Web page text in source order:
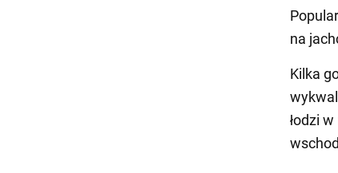
na
Kilka
łodzi